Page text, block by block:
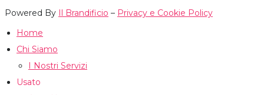
Powered By Il Brandificio – Privacy e Cookie Policy
Home
Chi Siamo
I Nostri Servizi
Usato